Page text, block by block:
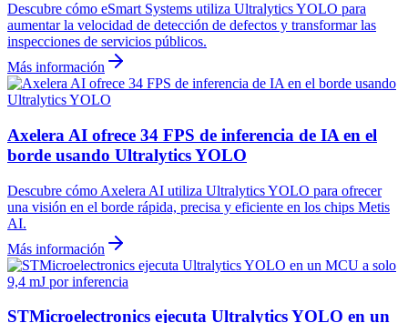
Descubre cómo eSmart Systems utiliza Ultralytics YOLO para
aumentar la velocidad de detección de defectos y transformar las
inspecciones de servicios públicos.
Más información
Axelera AI ofrece 34 FPS de inferencia de IA en el
borde usando Ultralytics YOLO
Descubre cómo Axelera AI utiliza Ultralytics YOLO para ofrecer
una visión en el borde rápida, precisa y eficiente en los chips Metis
AI.
Más información
STMicroelectronics ejecuta Ultralytics YOLO en un